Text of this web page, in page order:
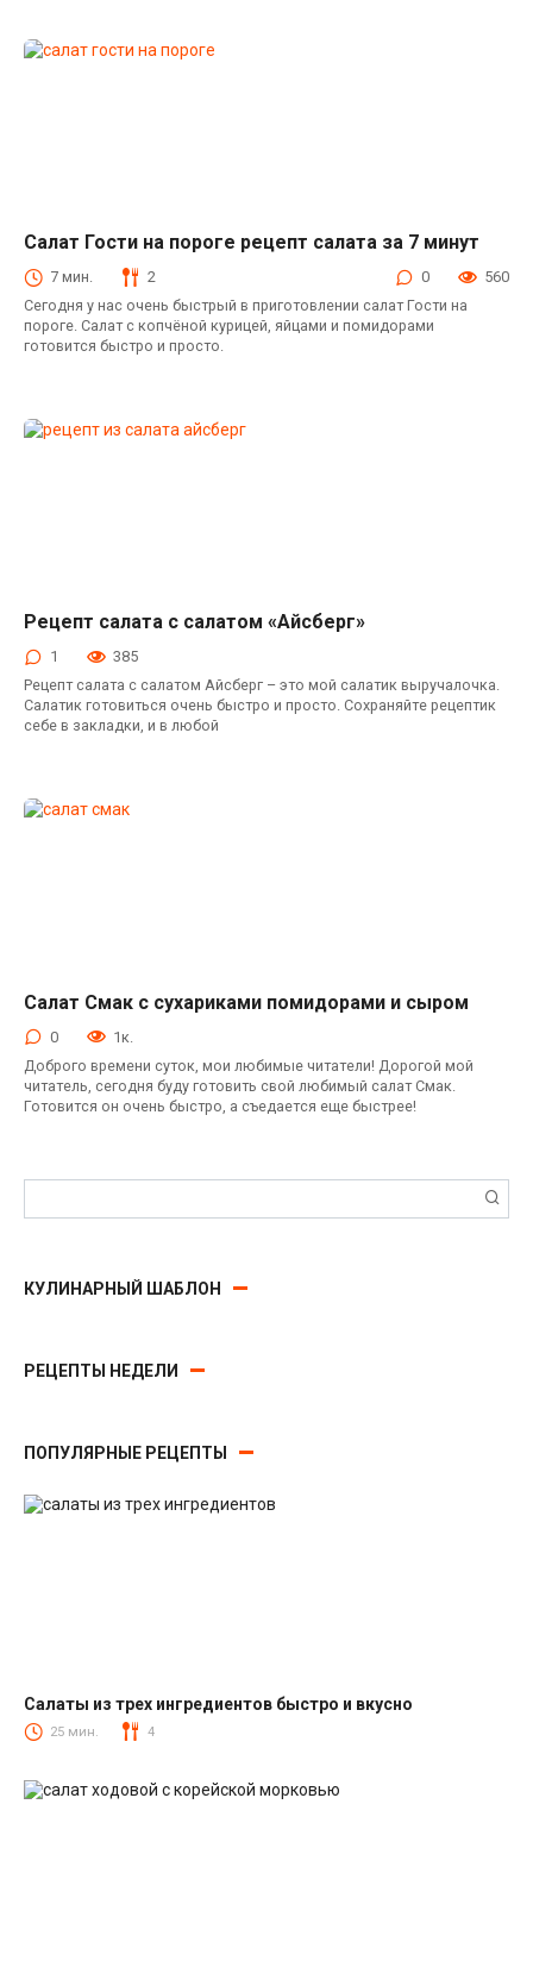
Салат Гости на пороге рецепт салата за 7 минут
7 мин. 2 0
560
Сегодня у нас очень быстрый в приготовлении салат Гости на
пороге. Салат с копчёной курицей, яйцами и помидорами
готовится быстро и просто.
Салаты
Рецепт салата с салатом «Айсберг»
1
385
Рецепт салата с салатом Айсберг – это мой салатик выручалочка.
Салатик готовиться очень быстро и просто. Сохраняйте рецептик
себе в закладки, и в любой
Салаты с сухариками
Салат Смак с сухариками помидорами и сыром
0
1к.
Доброго времени суток, мои любимые читатели! Дорогой мой
читатель, сегодня буду готовить свой любимый салат Смак.
Готовится он очень быстро, а съедается еще быстрее!
КУЛИНАРНЫЙ ШАБЛОН
РЕЦЕПТЫ НЕДЕЛИ
ПОПУЛЯРНЫЕ РЕЦЕПТЫ
Салаты
Салаты из трех ингредиентов быстро и вкусно
25 мин. 4